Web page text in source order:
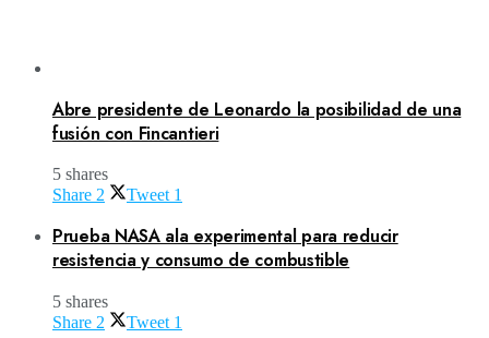
Abre presidente de Leonardo la posibilidad de una
fusión con Fincantieri
5 shares
Share 2 Tweet 1
Prueba NASA ala experimental para reducir
resistencia y consumo de combustible
5 shares
Share 2 Tweet 1